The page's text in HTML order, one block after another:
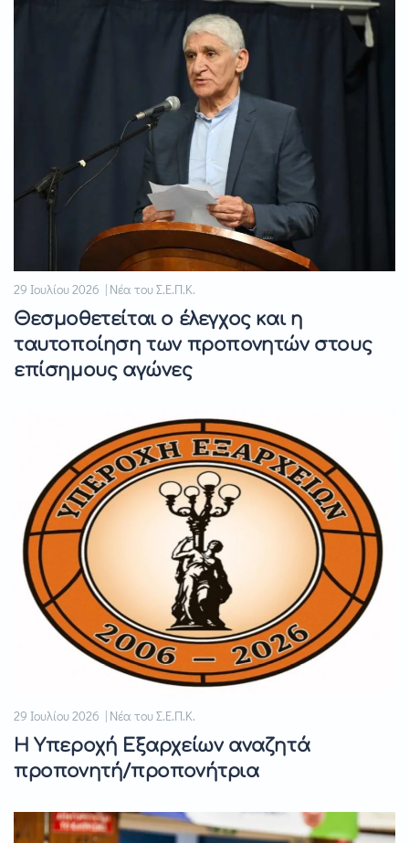
29 Ιουλίου 2026 | Νέα του Σ.Ε.Π.Κ.
Θεσμοθετείται ο έλεγχος και η
ταυτοποίηση των προπονητών στους
επίσημους αγώνες
29 Ιουλίου 2026 | Νέα του Σ.Ε.Π.Κ.
Η Υπεροχή Εξαρχείων αναζητά
προπονητή/προπονήτρια